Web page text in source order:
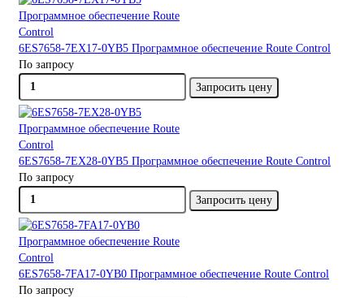
6ES7658-7EX17-0YB5 Программное обеспечение Route Control
По запросу
Запросить цену
6ES7658-7EX28-0YB5 Программное обеспечение Route Control
По запросу
Запросить цену
6ES7658-7FA17-0YB0 Программное обеспечение Route Control
По запросу